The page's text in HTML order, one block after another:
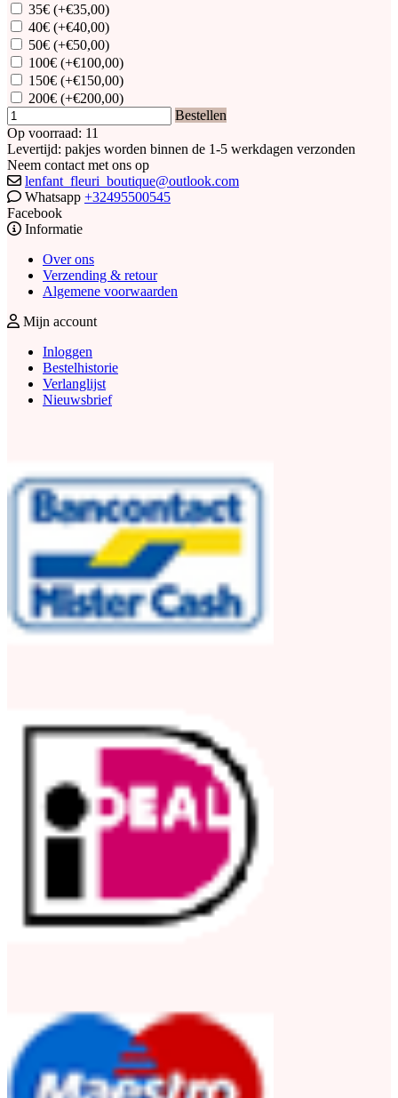
35€ (+€35,00)
40€ (+€40,00)
50€ (+€50,00)
100€ (+€100,00)
150€ (+€150,00)
200€ (+€200,00)
Bestellen
Op voorraad: 11
Levertijd: pakjes worden binnen de 1-5 werkdagen verzonden
Neem contact met ons op
lenfant_fleuri_boutique@outlook.com
Whatsapp +32495500545
Facebook
Informatie
Over ons
Verzending & retour
Algemene voorwaarden
Mijn account
Inloggen
Bestelhistorie
Verlanglijst
Nieuwsbrief